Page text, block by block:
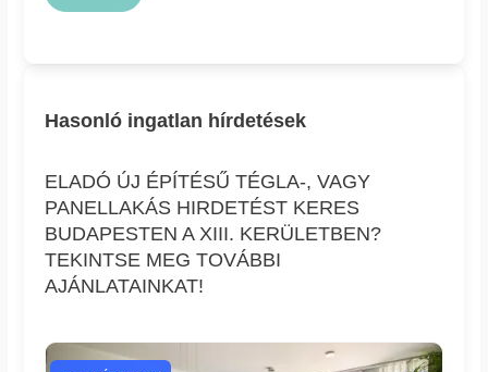
Hasonló ingatlan hírdetések
ELADÓ ÚJ ÉPÍTÉSŰ TÉGLA-, VAGY
PANELLAKÁS HIRDETÉST KERES
BUDAPESTEN A XIII. KERÜLETBEN?
TEKINTSE MEG TOVÁBBI
AJÁNLATAINKAT!